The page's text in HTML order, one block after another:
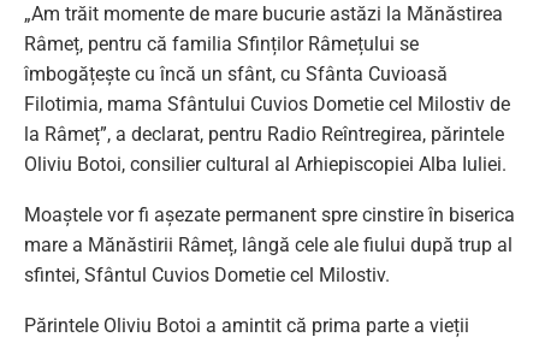
„Am trăit momente de mare bucurie astăzi la Mănăstirea
Râmeț, pentru că familia Sfinților Râmețului se
îmbogățește cu încă un sfânt, cu Sfânta Cuvioasă
Filotimia, mama Sfântului Cuvios Dometie cel Milostiv de
la Râmeț”, a declarat, pentru Radio Reîntregirea, părintele
Oliviu Botoi, consilier cultural al Arhiepiscopiei Alba Iuliei.
Moaștele vor fi așezate permanent spre cinstire în biserica
mare a Mănăstirii Râmeț, lângă cele ale fiului după trup al
sfintei, Sfântul Cuvios Dometie cel Milostiv.
Părintele Oliviu Botoi a amintit că prima parte a vieții